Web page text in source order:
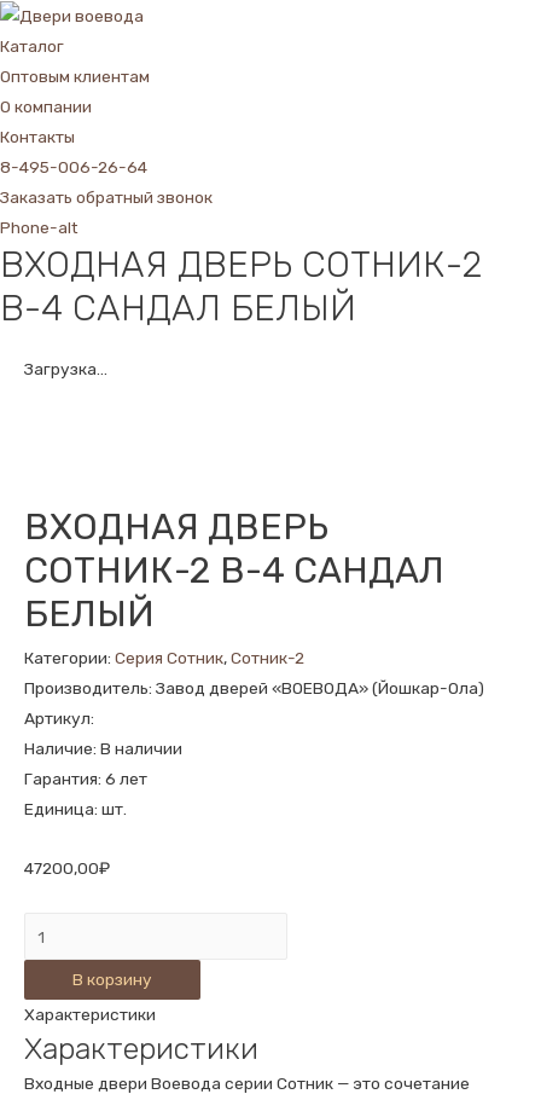
Каталог
Оптовым клиентам
О компании
Контакты
8-495-006-26-64
Заказать обратный звонок
Phone-alt
ВХОДНАЯ ДВЕРЬ СОТНИК-2
В-4 САНДАЛ БЕЛЫЙ
Загрузка...
ВХОДНАЯ ДВЕРЬ
СОТНИК-2 В-4 САНДАЛ
БЕЛЫЙ
Категории: Серия Сотник,Сотник-2
Производитель: Завод дверей «ВОЕВОДА» (Йошкар-Ола)
Артикул:
Наличие: В наличии
Гарантия: 6 лет
Единица: шт.
47200,00₽
ВХОДНАЯ
ДВЕРЬ
СОТНИК-2
В-4
САНДАЛ
В корзину
Характеристики
Характеристики
Входные двери Воевода серии Сотник — это сочетание